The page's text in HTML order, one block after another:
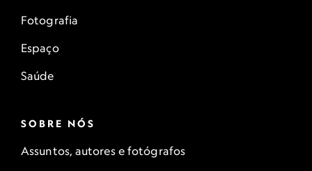
Fotografia
Espaço
Saúde
SOBRE NÓS
Assuntos, autores e fotógrafos